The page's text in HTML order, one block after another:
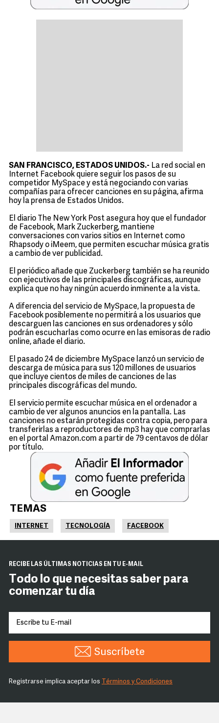
SAN FRANCISCO, ESTADOS UNIDOS.- La red social en
Internet Facebook quiere seguir los pasos de su
competidor MySpace y está negociando con varias
compañías para ofrecer canciones en su página, afirma
hoy la prensa de Estados Unidos.
El diario The New York Post asegura hoy que el fundador
de Facebook, Mark Zuckerberg, mantiene
conversaciones con varios sitios en Internet como
Rhapsody o iMeem, que permiten escuchar música gratis
a cambio de ver publicidad.
El periódico añade que Zuckerberg también se ha reunido
con ejecutivos de las principales discográficas, aunque
explica que no hay ningún acuerdo inminente a la vista.
A diferencia del servicio de MySpace, la propuesta de
Facebook posiblemente no permitirá a los usuarios que
descarguen las canciones en sus ordenadores y sólo
podrán escucharlas como ocurre en las emisoras de radio
online, añade el diario.
El pasado 24 de diciembre MySpace lanzó un servicio de
descarga de música para sus 120 millones de usuarios
que incluye cientos de miles de canciones de las
principales discográficas del mundo.
El servicio permite escuchar música en el ordenador a
cambio de ver algunos anuncios en la pantalla. Las
canciones no estarán protegidas contra copia, pero para
transferirlas a reproductores de mp3 hay que comprarlas
en el portal Amazon.com a partir de 79 centavos de dólar
por título.
TEMAS
INTERNET TECNOLOGÍA FACEBOOK
RECIBE LAS ÚLTIMAS NOTICIAS EN TU E-MAIL
Todo lo que necesitas saber para
comenzar tu día
Suscríbete
Registrarse implica aceptar los Términos y Condiciones